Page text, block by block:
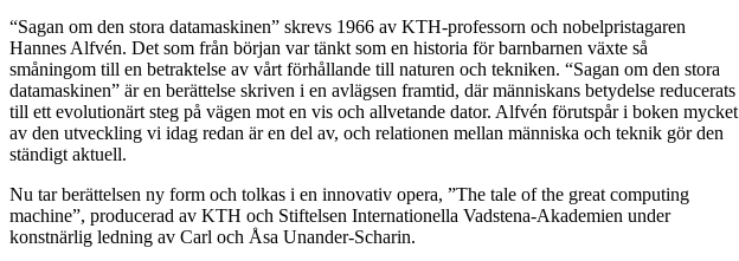
“Sagan om den stora datamaskinen” skrevs 1966 av KTH-professorn och nobelpristagaren
Hannes Alfvén. Det som från början var tänkt som en historia för barnbarnen växte så
småningom till en betraktelse av vårt förhållande till naturen och tekniken. “Sagan om den stora
datamaskinen” är en berättelse skriven i en avlägsen framtid, där människans betydelse reducerats
till ett evolutionärt steg på vägen mot en vis och allvetande dator. Alfvén förutspår i boken mycket
av den utveckling vi idag redan är en del av, och relationen mellan människa och teknik gör den
ständigt aktuell.
Nu tar berättelsen ny form och tolkas i en innovativ opera, ”The tale of the great computing
machine”, producerad av KTH och Stiftelsen Internationella Vadstena-Akademien under
konstnärlig ledning av Carl och Åsa Unander-Scharin.